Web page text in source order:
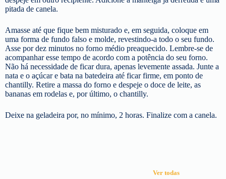
pitada de canela.
Amasse até que fique bem misturado e, em seguida, coloque em
uma forma de fundo falso e molde, revestindo-a todo o seu fundo.
Asse por dez minutos no forno médio preaquecido. Lembre-se de
acompanhar esse tempo de acordo com a potência do seu forno.
Não há necessidade de ficar dura, apenas levemente assada. Junte a
nata e o açúcar e bata na batedeira até ficar firme, em ponto de
chantilly. Retire a massa do forno e despeje o doce de leite, as
bananas em rodelas e, por último, o chantilly.
Deixe na geladeira por, no mínimo, 2 horas. Finalize com a canela.
Ver todas